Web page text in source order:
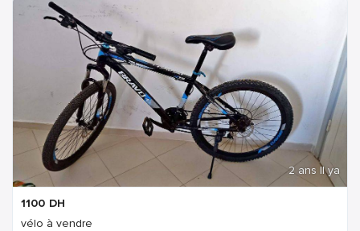
2 ans Il ya
1100 DH
vélo à vendre